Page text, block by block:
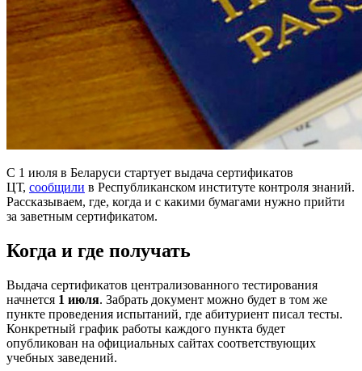
С 1 июля в Беларуси стартует выдача сертификатов
ЦТ, сообщили в Республиканском институте контроля знаний.
Рассказываем, где, когда и с какими бумагами нужно прийти
за заветным сертификатом.
Когда и где получать
Выдача сертификатов централизованного тестирования
начнется 1 июля. Забрать документ можно будет в том же
пункте проведения испытаний, где абитуриент писал тесты.
Конкретный график работы каждого пункта будет
опубликован на официальных сайтах соответствующих
учебных заведений.